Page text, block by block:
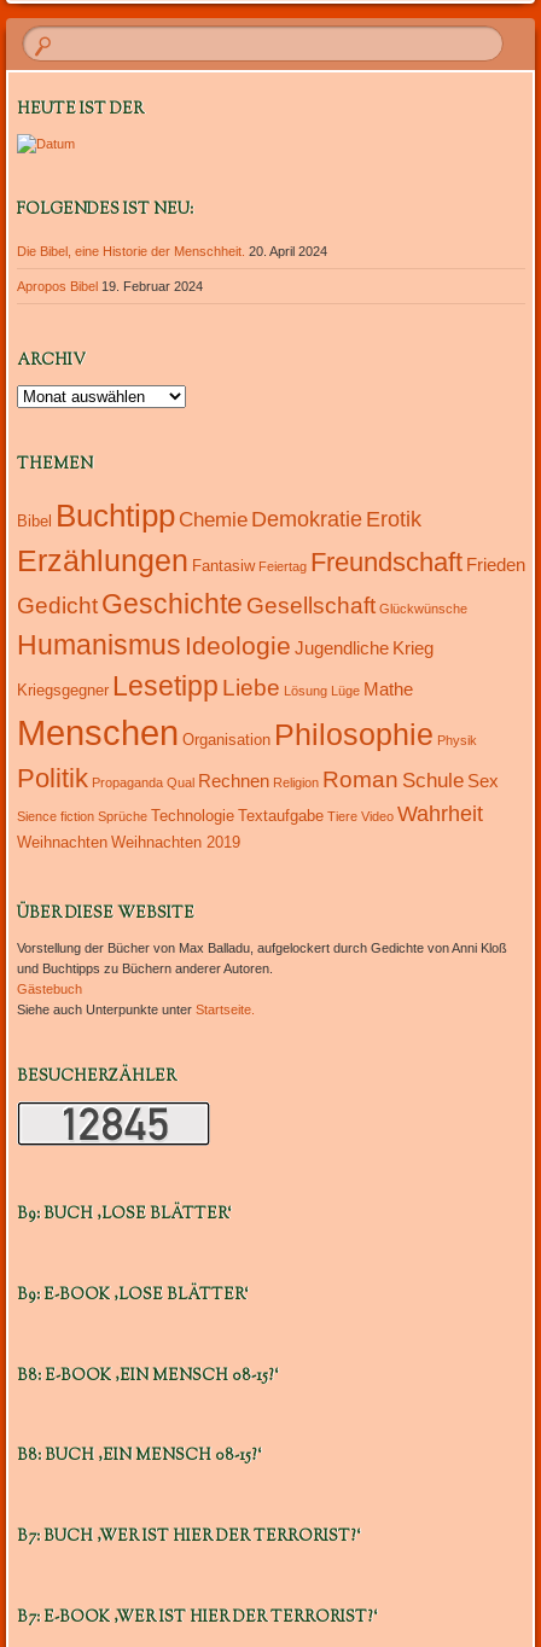
HEUTE IST DER
FOLGENDES IST NEU:
Die Bibel, eine Historie der Menschheit. 20. April 2024
Apropos Bibel 19. Februar 2024
ARCHIV
Archiv
THEMEN
Bibel Buchtipp Chemie Demokratie Erotik
Erzählungen Fantasiw Feiertag Freundschaft Frieden
Gedicht Geschichte Gesellschaft Glückwünsche
Humanismus Ideologie Jugendliche Krieg
Kriegsgegner Lesetipp Liebe Lösung Lüge Mathe
Menschen Organisation Philosophie Physik
Politik Propaganda Qual Rechnen Religion Roman Schule Sex
Sience fiction Sprüche Technologie Textaufgabe Tiere Video Wahrheit
Weihnachten Weihnachten 2019
ÜBER DIESE WEBSITE
Vorstellung der Bücher von Max Balladu, aufgelockert durch Gedichte von Anni Kloß
und Buchtipps zu Büchern anderer Autoren.
Gästebuch
Siehe auch Unterpunkte unter Startseite.
BESUCHERZÄHLER
B9: BUCH ‚LOSE BLÄTTER‘
B9: E-BOOK ‚LOSE BLÄTTER‘
B8: E-BOOK ‚EIN MENSCH 08-15?‘
B8: BUCH ‚EIN MENSCH 08-15?‘
B7: BUCH ‚WER IST HIER DER TERRORIST?‘
B7: E-BOOK ‚WER IST HIER DER TERRORIST?‘